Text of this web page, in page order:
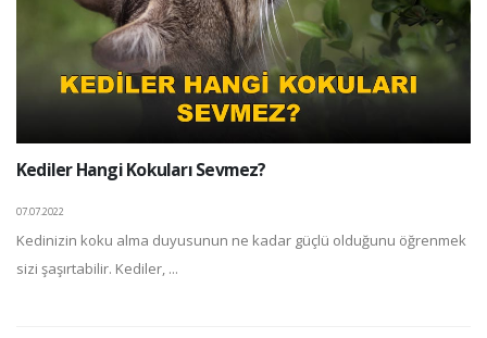
Kediler Hangi Kokuları Sevmez?
07.07.2022
Kedinizin koku alma duyusunun ne kadar güçlü olduğunu öğrenmek
sizi şaşırtabilir. Kediler, ...